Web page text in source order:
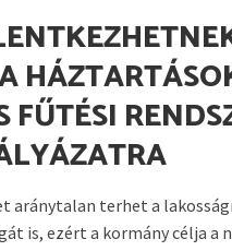
FŰTÉSI
aránytalan terhet a
is, ezért a kormány célja a